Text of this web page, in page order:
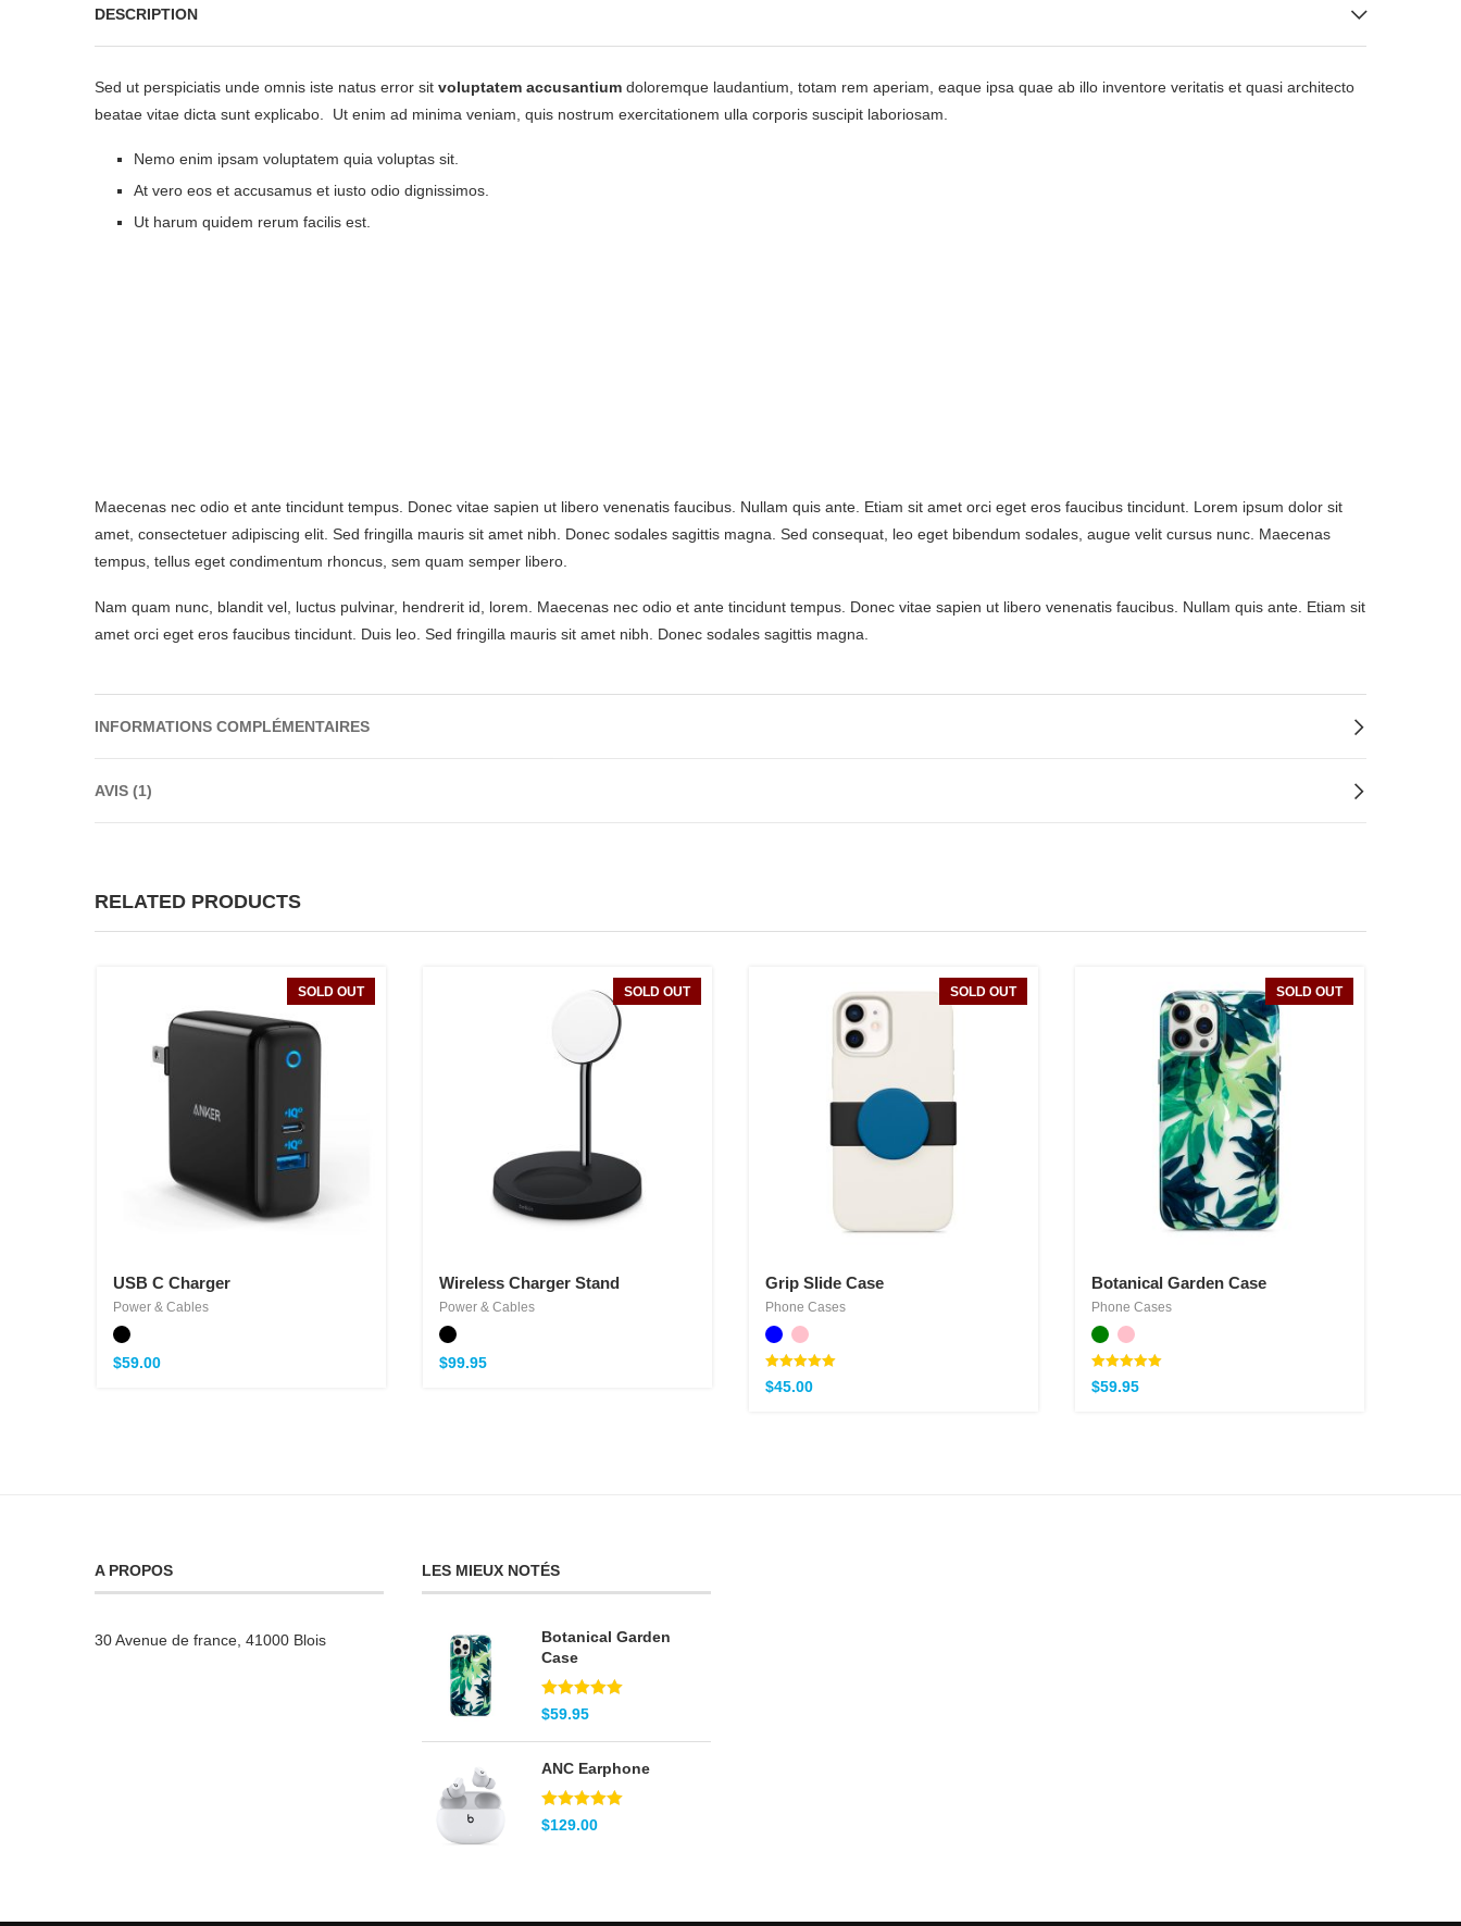
DESCRIPTION
Sed ut perspiciatis unde omnis iste natus error sit voluptatem accusantium doloremque laudantium, totam rem aperiam, eaque ipsa quae ab illo inventore veritatis et quasi architecto
beatae vitae dicta sunt explicabo. Ut enim ad minima veniam, quis nostrum exercitationem ulla corporis suscipit laboriosam.
Nemo enim ipsam voluptatem quia voluptas sit.
At vero eos et accusamus et iusto odio dignissimos.
Ut harum quidem rerum facilis est.
Maecenas nec odio et ante tincidunt tempus. Donec vitae sapien ut libero venenatis faucibus. Nullam quis ante. Etiam sit amet orci eget eros faucibus tincidunt. Lorem ipsum dolor sit
amet, consectetuer adipiscing elit. Sed fringilla mauris sit amet nibh. Donec sodales sagittis magna. Sed consequat, leo eget bibendum sodales, augue velit cursus nunc. Maecenas
tempus, tellus eget condimentum rhoncus, sem quam semper libero.
Nam quam nunc, blandit vel, luctus pulvinar, hendrerit id, lorem. Maecenas nec odio et ante tincidunt tempus. Donec vitae sapien ut libero venenatis faucibus. Nullam quis ante. Etiam sit
amet orci eget eros faucibus tincidunt. Duis leo. Sed fringilla mauris sit amet nibh. Donec sodales sagittis magna.
INFORMATIONS COMPLÉMENTAIRES
AVIS (1)
RELATED PRODUCTS
SOLD OUT
USB C Charger
Power & Cables
$59.00
SOLD OUT
Wireless Charger Stand
Power & Cables
$99.95
SOLD OUT
Grip Slide Case
Phone Cases
Note
5.00
$45.00
SOLD OUT
Botanical Garden Case
Phone Cases
Note
5.00
$59.95
A PROPOS
30 Avenue de france, 41000 Blois
LES MIEUX NOTÉS
Botanical Garden
Case
Note5.00
sur 5
$59.95
ANC Earphone
Note5.00
sur 5
$129.00